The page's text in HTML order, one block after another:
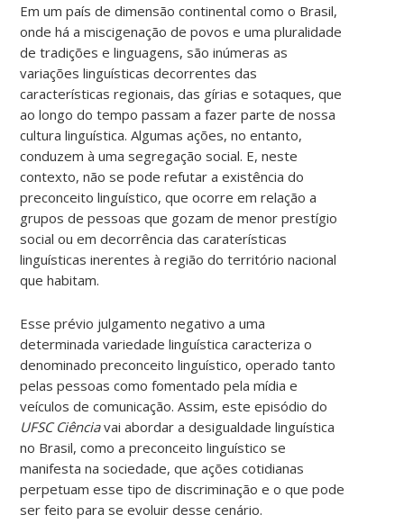
Em um país de dimensão continental como o Brasil,
onde há a miscigenação de povos e uma pluralidade
de tradições e linguagens, são inúmeras as
variações linguísticas decorrentes das
características regionais, das gírias e sotaques, que
ao longo do tempo passam a fazer parte de nossa
cultura linguística. Algumas ações, no entanto,
conduzem à uma segregação social. E, neste
contexto, não se pode refutar a existência do
preconceito linguístico, que ocorre em relação a
grupos de pessoas que gozam de menor prestígio
social ou em decorrência das caraterísticas
linguísticas inerentes à região do território nacional
que habitam.
Esse prévio julgamento negativo a uma
determinada variedade linguística caracteriza o
denominado preconceito linguístico, operado tanto
pelas pessoas como fomentado pela mídia e
veículos de comunicação. Assim, este episódio do
UFSC Ciênciavai abordar a desigualdade linguística
no Brasil, como a preconceito linguístico se
manifesta na sociedade, que ações cotidianas
perpetuam esse tipo de discriminação e o que pode
ser feito para se evoluir desse cenário.